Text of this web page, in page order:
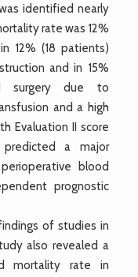
identified nearly
rate was 12%
12% (18 patients)
and in 15%
surgery due to
and a high
Evaluation II score
a major
blood
prognostic
of studies in
also revealed a
mortality rate in